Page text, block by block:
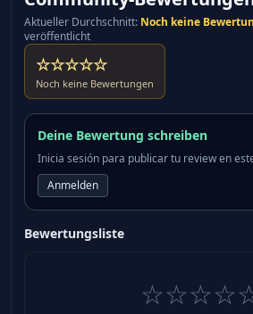
Aktueller Durchschnitt: Noch keine
veröffentlicht
☆☆☆☆☆
Noch keine Bewertungen
Deine Bewertung schreiben
Inicia sesión para publicar tu review en
Anmelden
Bewertungsliste